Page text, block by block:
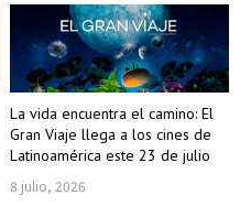
La vida encuentra el camino: El
Gran Viaje llega a los cines de
Latinoamérica este 23 de julio
8 julio, 2026